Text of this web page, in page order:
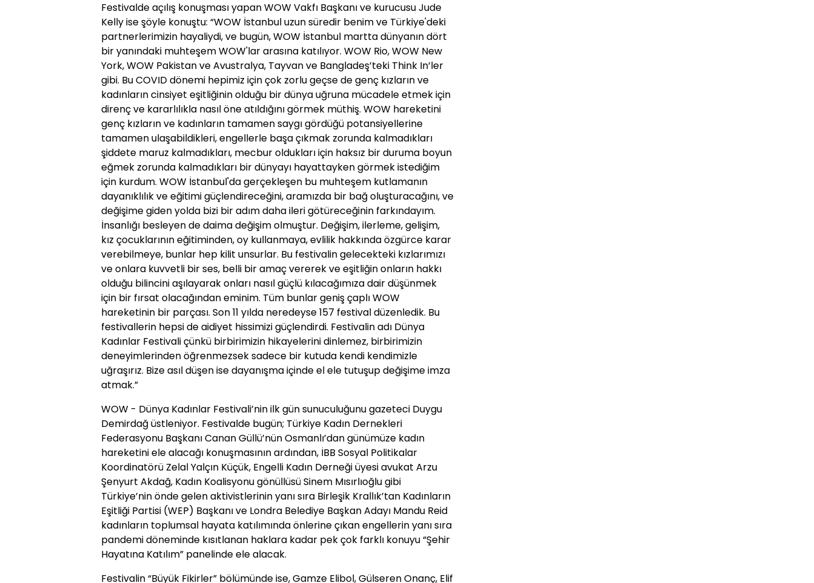
Festivalde açılış konuşması yapan WOW Vakfı Başkanı ve kurucusu Jude
Kelly ise şöyle konuştu: “WOW İstanbul uzun süredir benim ve Türkiye'deki
partnerlerimizin hayaliydi, ve bugün, WOW İstanbul martta dünyanın dört
bir yanındaki muhteşem WOW'lar arasına katılıyor. WOW Rio, WOW New
York, WOW Pakistan ve Avustralya, Tayvan ve Bangladeş’teki Think In’ler
gibi. Bu COVID dönemi hepimiz için çok zorlu geçse de genç kızların ve
kadınların cinsiyet eşitliğinin olduğu bir dünya uğruna mücadele etmek için
direnç ve kararlılıkla nasıl öne atıldığını görmek müthiş. WOW hareketini
genç kızların ve kadınların tamamen saygı gördüğü potansiyellerine
tamamen ulaşabildikleri, engellerle başa çıkmak zorunda kalmadıkları
şiddete maruz kalmadıkları, mecbur oldukları için haksız bir duruma boyun
eğmek zorunda kalmadıkları bir dünyayı hayattayken görmek istediğim
için kurdum. WOW İstanbul'da gerçekleşen bu muhteşem kutlamanın
dayanıklılık ve eğitimi güçlendireceğini, aramızda bir bağ oluşturacağını, ve
değişime giden yolda bizi bir adım daha ileri götüreceğinin farkındayım.
İnsanlığı besleyen de daima değişim olmuştur. Değişim, ilerleme, gelişim,
kız çocuklarının eğitiminden, oy kullanmaya, evlilik hakkında özgürce karar
verebilmeye, bunlar hep kilit unsurlar. Bu festivalin gelecekteki kızlarımızı
ve onlara kuvvetli bir ses, belli bir amaç vererek ve eşitliğin onların hakkı
olduğu bilincini aşılayarak onları nasıl güçlü kılacağımıza dair düşünmek
için bir fırsat olacağından eminim. Tüm bunlar geniş çaplı WOW
hareketinin bir parçası. Son 11 yılda neredeyse 157 festival düzenledik. Bu
festivallerin hepsi de aidiyet hissimizi güçlendirdi. Festivalin adı Dünya
Kadınlar Festivali çünkü birbirimizin hikayelerini dinlemez, birbirimizin
deneyimlerinden öğrenmezsek sadece bir kutuda kendi kendimizle
uğraşırız. Bize asıl düşen ise dayanışma içinde el ele tutuşup değişime imza
atmak.”
WOW - Dünya Kadınlar Festivali’nin ilk gün sunuculuğunu gazeteci Duygu
Demirdağ üstleniyor. Festivalde bugün; Türkiye Kadın Dernekleri
Federasyonu Başkanı Canan Güllü’nün Osmanlı’dan günümüze kadın
hareketini ele alacağı konuşmasının ardından, İBB Sosyal Politikalar
Koordinatörü Zelal Yalçın Küçük, Engelli Kadın Derneği üyesi avukat Arzu
Şenyurt Akdağ, Kadın Koalisyonu gönüllüsü Sinem Mısırlıoğlu gibi
Türkiye’nin önde gelen aktivistlerinin yanı sıra Birleşik Krallık’tan Kadınların
Eşitliği Partisi (WEP) Başkanı ve Londra Belediye Başkan Adayı Mandu Reid
kadınların toplumsal hayata katılımında önlerine çıkan engellerin yanı sıra
pandemi döneminde kısıtlanan haklara kadar pek çok farklı konuyu “Şehir
Hayatına Katılım” panelinde ele alacak.
Festivalin “Büyük Fikirler” bölümünde ise, Gamze Elibol, Gülseren Onanç, Elif